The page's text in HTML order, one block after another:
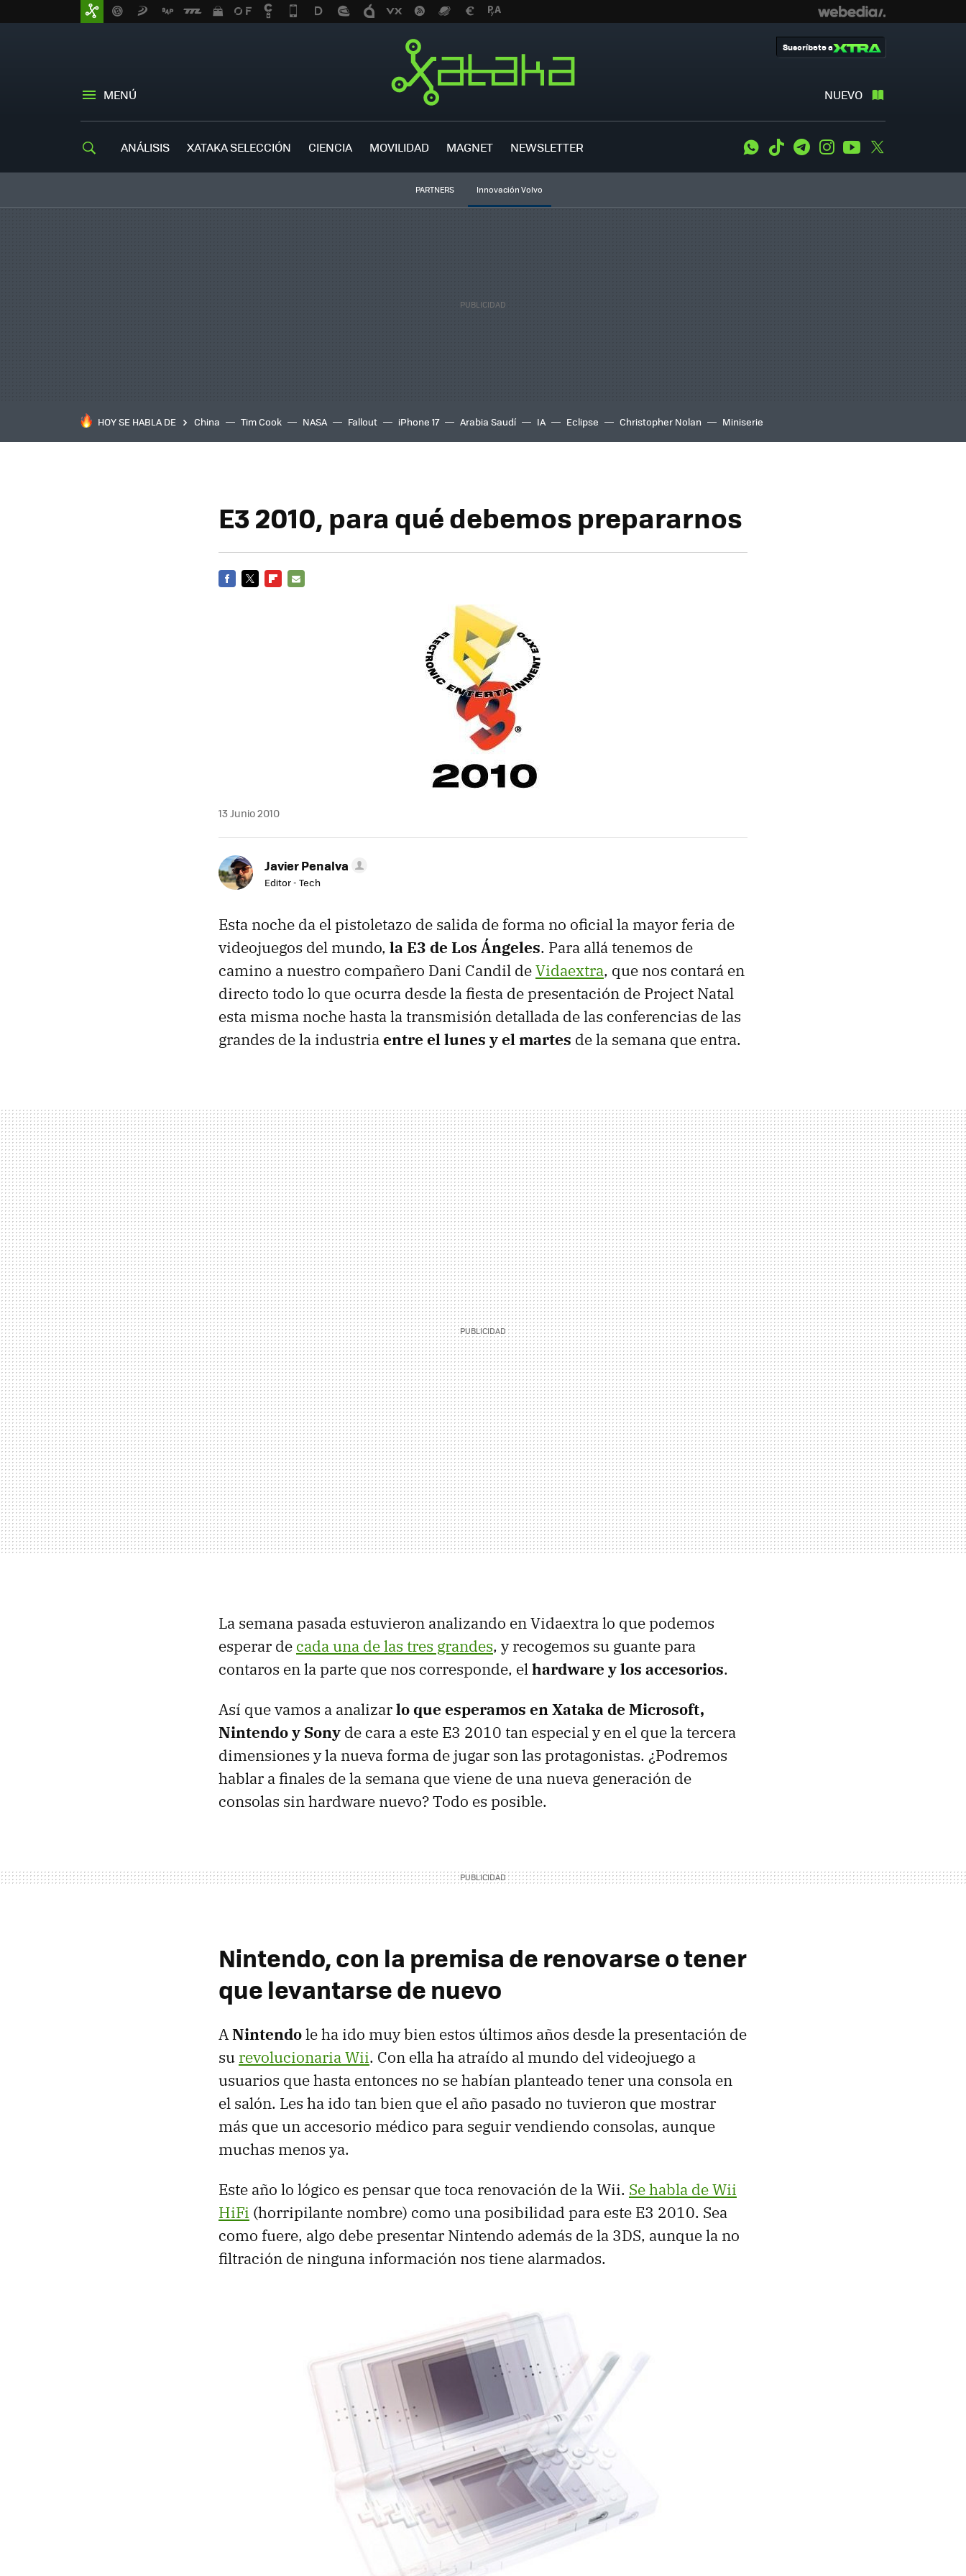
MENÚ NUEVO
Suscríbete a
ANÁLISIS XATAKA SELECCIÓN CIENCIA MOVILIDAD MAGNET NEWSLETTER WhatsApp
Tiktok TelegramInstagramYoutube
PARTNERS Innovación Volvo
HOY SE HABLA DE China Tim Cook NASA Fallout iPhone 17 Arabia Saudí IA Eclipse Christopher Nolan Miniserie
E3 2010, para qué debemos prepararnos
13 Junio 2010
Javier Penalva
Editor - Tech
Esta noche da el pistoletazo de salida de forma no oficial la mayor feria de
videojuegos del mundo, la E3 de Los Ángeles. Para allá tenemos de
camino a nuestro compañero Dani Candil deVidaextra, que nos contará en
directo todo lo que ocurra desde la fiesta de presentación de Project Natal
esta misma noche hasta la transmisión detallada de las conferencias de las
grandes de la industriaentre el lunes y el martes de la semana que entra.
La semana pasada estuvieron analizando en Vidaextra lo que podemos
esperar de cada una de las tres grandes, y recogemos su guante para
contaros en la parte que nos corresponde, elhardware y los accesorios.
Así que vamos a analizarlo que esperamos en Xataka de Microsoft,
Nintendo y Sony de cara a este E3 2010 tan especial y en el que la tercera
dimensiones y la nueva forma de jugar son las protagonistas. ¿Podremos
hablar a finales de la semana que viene de una nueva generación de
consolas sin hardware nuevo? Todo es posible.
Nintendo, con la premisa de renovarse o tener
que levantarse de nuevo
ANintendole ha ido muy bien estos últimos años desde la presentación de
su revolucionaria Wii. Con ella ha atraído al mundo del videojuego a
usuarios que hasta entonces no se habían planteado tener una consola en
el salón. Les ha ido tan bien que el año pasado no tuvieron que mostrar
más que un accesorio médico para seguir vendiendo consolas, aunque
muchas menos ya.
Este año lo lógico es pensar que toca renovación de la Wii. Se habla de Wii
HiFi (horripilante nombre) como una posibilidad para este E3 2010. Sea
como fuere, algo debe presentar Nintendo además de la 3DS, aunque la no
filtración de ninguna información nos tiene alarmados.